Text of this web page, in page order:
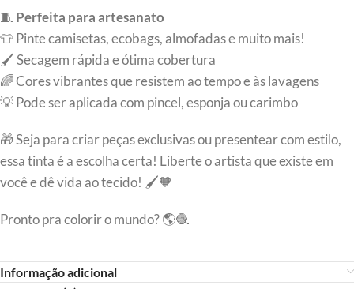
🧵 Perfeita para artesanato
👕 Pinte camisetas, ecobags, almofadas e muito mais!
🖌️ Secagem rápida e ótima cobertura
🌈 Cores vibrantes que resistem ao tempo e às lavagens
💡 Pode ser aplicada com pincel, esponja ou carimbo
🎁 Seja para criar peças exclusivas ou presentear com estilo,
essa tinta é a escolha certa! Liberte o artista que existe em
você e dê vida ao tecido! 🖌️🧡
Pronto pra colorir o mundo? 🌎🧶
Informação adicional